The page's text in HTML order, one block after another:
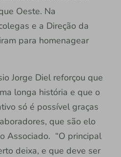
Oeste. Na
e a Direção da
para homenagear
Jorge Diel reforçou que
longa história e que o
só é possível graças
que são elo
Associado. “O principal
deixa, e que deve ser